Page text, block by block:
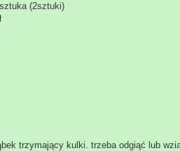
(2sztuki)
trzymający kulki. trzeba odgiąć lub